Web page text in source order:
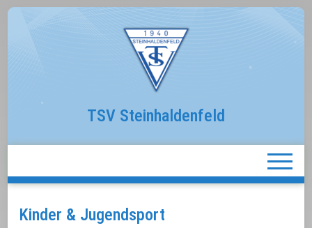
TSV Steinhaldenfeld
Kinder & Jugendsport